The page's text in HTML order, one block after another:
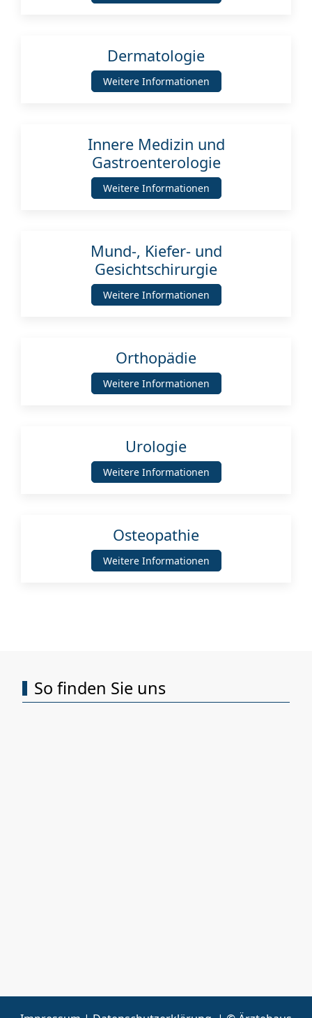
Dermatologie
Weitere Informationen
Innere Medizin und
Gastroenterologie
Weitere Informationen
Mund-, Kiefer- und
Gesichtschirurgie
Weitere Informationen
Orthopädie
Weitere Informationen
Urologie
Weitere Informationen
Osteopathie
Weitere Informationen
So finden Sie uns